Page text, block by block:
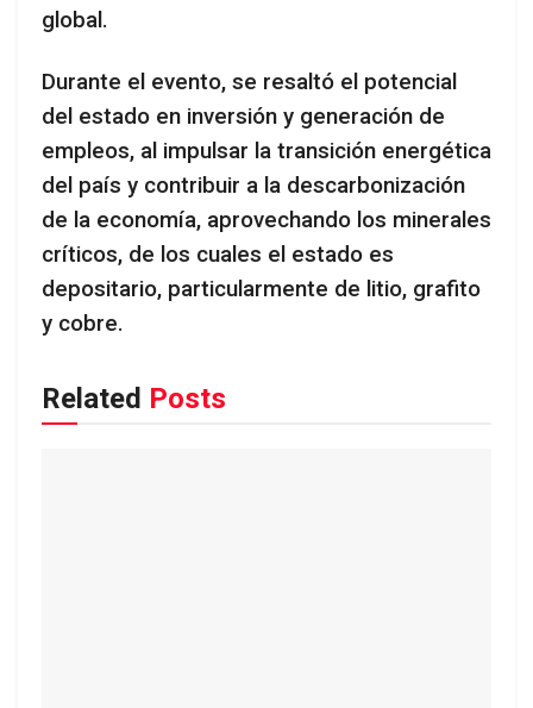
global.
Durante el evento, se resaltó el potencial
del estado en inversión y generación de
empleos, al impulsar la transición energética
del país y contribuir a la descarbonización
de la economía, aprovechando los minerales
críticos, de los cuales el estado es
depositario, particularmente de litio, grafito
y cobre.
Related Posts